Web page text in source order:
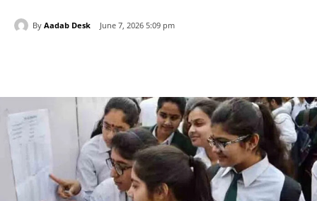
By Aadab Desk June 7, 2026 5:09 pm